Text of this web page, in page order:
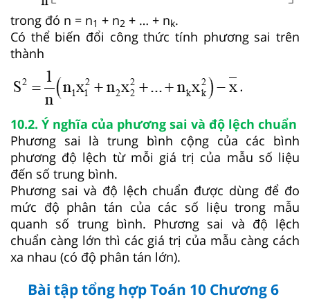
trong đó n = n1 + n2 + … + nk.
Có thể biến đổi công thức tính phương sai trên
thành
10.2. Ý nghĩa của phương sai và độ lệch chuẩn
Phương sai là trung bình cộng của các bình
phương độ lệch từ mỗi giá trị của mẫu số liệu
đến số trung bình.
Phương sai và độ lệch chuẩn được dùng để đo
mức độ phân tán của các số liệu trong mẫu
quanh số trung bình. Phương sai và độ lệch
chuẩn càng lớn thì các giá trị của mẫu càng cách
xa nhau (có độ phân tán lớn).
Bài tập tổng hợp Toán 10 Chương 6